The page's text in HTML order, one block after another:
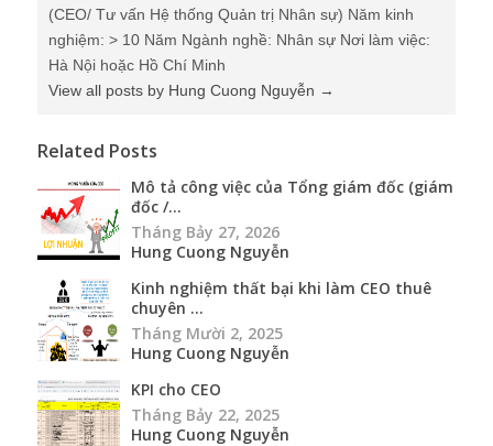
(CEO/ Tư vấn Hệ thống Quản trị Nhân sự) Năm kinh
nghiệm: > 10 Năm Ngành nghề: Nhân sự Nơi làm việc:
Hà Nội hoặc Hồ Chí Minh
View all posts by Hung Cuong Nguyễn →
Related Posts
Mô tả công việc của Tổng giám đốc (giám
đốc /...
Tháng Bảy 27, 2026
Hung Cuong Nguyễn
Kinh nghiệm thất bại khi làm CEO thuê
chuyên ...
Tháng Mười 2, 2025
Hung Cuong Nguyễn
KPI cho CEO
Tháng Bảy 22, 2025
Hung Cuong Nguyễn